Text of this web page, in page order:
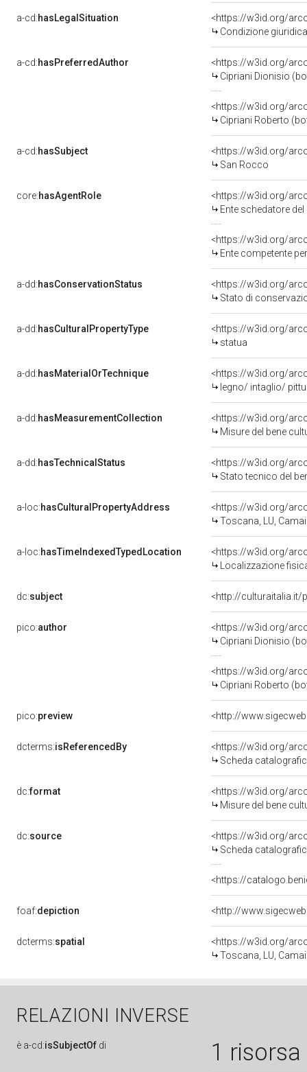
a-cd:hasLegalSituation
Condizione
a-cd:hasPreferredAuthor
<https://w3id.org/
Cipriani Dionisio
<https://w3id.org/
Cipriani Roberto
a-cd:hasSubject
<https://w3id.org/
San Rocco
core:hasAgentRole
<https://w3id.org/
Ente schedatore del bene
<https://w3id.org/
Ente competente per tutela
a-dd:hasConservationStatus
<https://w3id.org/
Stato di
a-dd:hasCulturalPropertyType
<https://w3id.org/
statua
a-dd:hasMaterialOrTechnique
<https://w3id.org/
legno/ intaglio/
a-dd:hasMeasurementCollection
<https://w3id.org/
Misure del bene
a-dd:hasTechnicalStatus
<https://w3id.org/
Stato tecnico del
a-loc:hasCulturalPropertyAddress
<https://w3id.org/
Toscana, LU,
a-loc:hasTimeIndexedTypedLocation
<https://w3id.org/
Localizzazione
dc:subject <http://culturaitalia.it/
pico:author
<https://w3id.org/
Cipriani Dionisio
<https://w3id.org/
Cipriani Roberto
pico:preview
dcterms:isReferencedBy
<https://w3id.org/
Scheda
dc:format
<https://w3id.org/
Misure del bene
dc:source
<https://w3id.org/
Scheda
<https://
foaf:depiction
dcterms:spatial
<https://w3id.org/
Toscana, LU,
RELAZIONI INVERSE
è a-cd:isSubjectOf di 1 risorsa